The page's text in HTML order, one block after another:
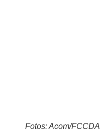
Fotos: Acom/FCCDA